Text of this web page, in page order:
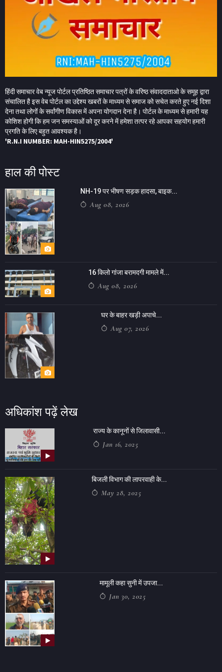
हिंदी समाचार वेब न्यूज पोर्टल प्रतिष्ठित समाचार पत्रों के वरिष्ठ संवाददाताओ के समूह द्वारा
संचालित है इस वेब पोर्टल का उद्देश्य खबरों के माध्यम से समाज को सचेत करते हुए नई दिशा
देना तथा लोगों के सर्वांगीण विकास में अपना योगदान देना है। पोर्टल के माध्यम से हमारी यह
कोशिश होगी कि हम जन समस्याओं को दूर करने में हमेशा तत्पर रहे आपका सहयोग हमारी
प्रगति के लिए बहुत आवश्यक है।
'R.N.I NUMBER: MAH-HIN5275/2004'
हाल की पोस्ट
NH-19 पर भीषण सड़क हादसा, बाइक...
Aug 08, 2026
16 किलो गांजा बरामदगी मामले में...
Aug 08, 2026
घर के बाहर खड़ी अपाचे...
Aug 07, 2026
अधिकांश पढ़ें लेख
राज्य के कानूनों से जिलावासी...
Jan 16, 2025
बिजली विभाग की लापरवाही के...
May 28, 2025
मामूली कहा सुनी में उपजा...
Jan 30, 2025